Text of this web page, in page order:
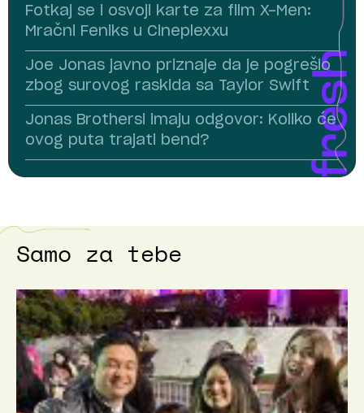
Fotkaj se i osvoji karte za film X-Men:
Mračni Feniks u Cineplexxu
Joe Jonas javno priznaje da je pogrešio
zbog surovog raskida sa Taylor Swift
Jonas Brothersi imaju odgovor: Koliko će
ovog puta trajati bend?
Samo za tebe